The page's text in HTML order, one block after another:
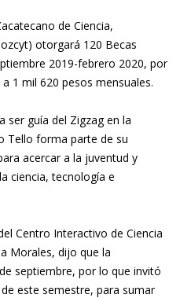
de Ciencia,
otorgará 120 Becas
2019-febrero 2020, por
1 mil 620 pesos mensuales.
ser guía del Zigzag en la
Tello forma parte de su
acercar a la juventud y
ciencia, tecnología e
Centro Interactivo de Ciencia
Morales, dijo que la
septiembre, por lo que invitó
este semestre, para sumar